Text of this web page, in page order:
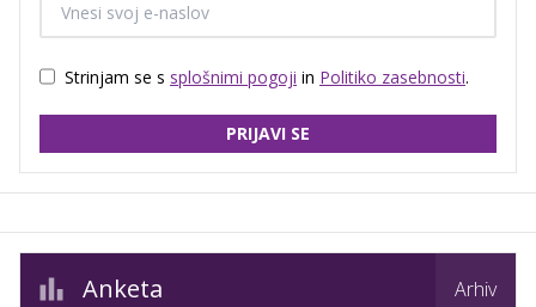
Strinjam se s splošnimi pogoji in Politiko zasebnosti.
PRIJAVI SE
Anketa Arhiv